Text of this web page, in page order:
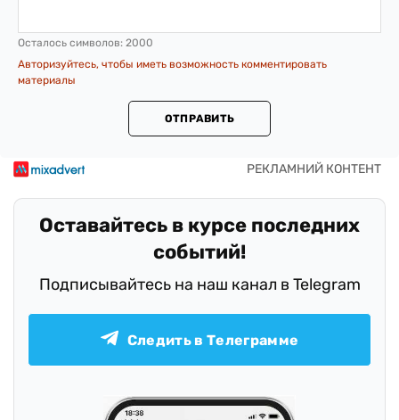
Осталось символов: 2000
Авторизуйтесь, чтобы иметь возможность комментировать
материалы
ОТПРАВИТЬ
Оставайтесь в курсе последних
событий!
Подписывайтесь на наш канал в Telegram
Следить в Телеграмме